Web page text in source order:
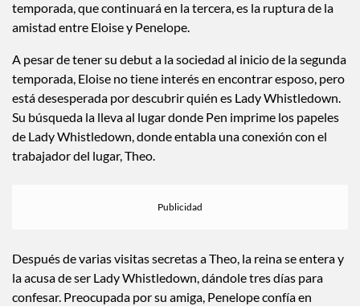
temporada, que continuará en la tercera, es la ruptura de la
amistad entre Eloise y Penelope.
A pesar de tener su debut a la sociedad al inicio de la segunda
temporada, Eloise no tiene interés en encontrar esposo, pero
está desesperada por descubrir quién es Lady Whistledown.
Su búsqueda la lleva al lugar donde Pen imprime los papeles
de Lady Whistledown, donde entabla una conexión con el
trabajador del lugar, Theo.
Después de varias visitas secretas a Theo, la reina se entera y
la acusa de ser Lady Whistledown, dándole tres días para
confesar. Preocupada por su amiga, Penelope confía en